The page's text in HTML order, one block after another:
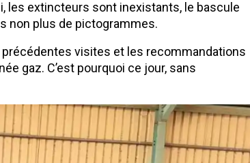
les extincteurs sont inexistants, le bascule
non plus de pictogrammes.
visites et les recommandations
gaz. C’est pourquoi ce jour, sans